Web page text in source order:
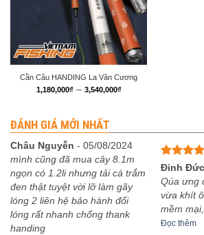
Cần Câu HANDING La Văn Cương
1,180,000₫ – 3,540,000₫Khoảng
3,540,000₫
ĐÁNH GIÁ MỚI NHẤT
Châu Nguyễn - 05/08/2024
mình cũng đã mua cây 8.1m
ngọn có 1.2li nhưng tải cá trắm
đen thật tuyệt vời lỡ làm gãy
lóng 2 liên hệ bảo hành đổi
lóng rất nhanh chống thank
handing
Được xếp
hạng
sao
Đinh
Qúa ưng
vừa khít
mềm
Đọc thêm